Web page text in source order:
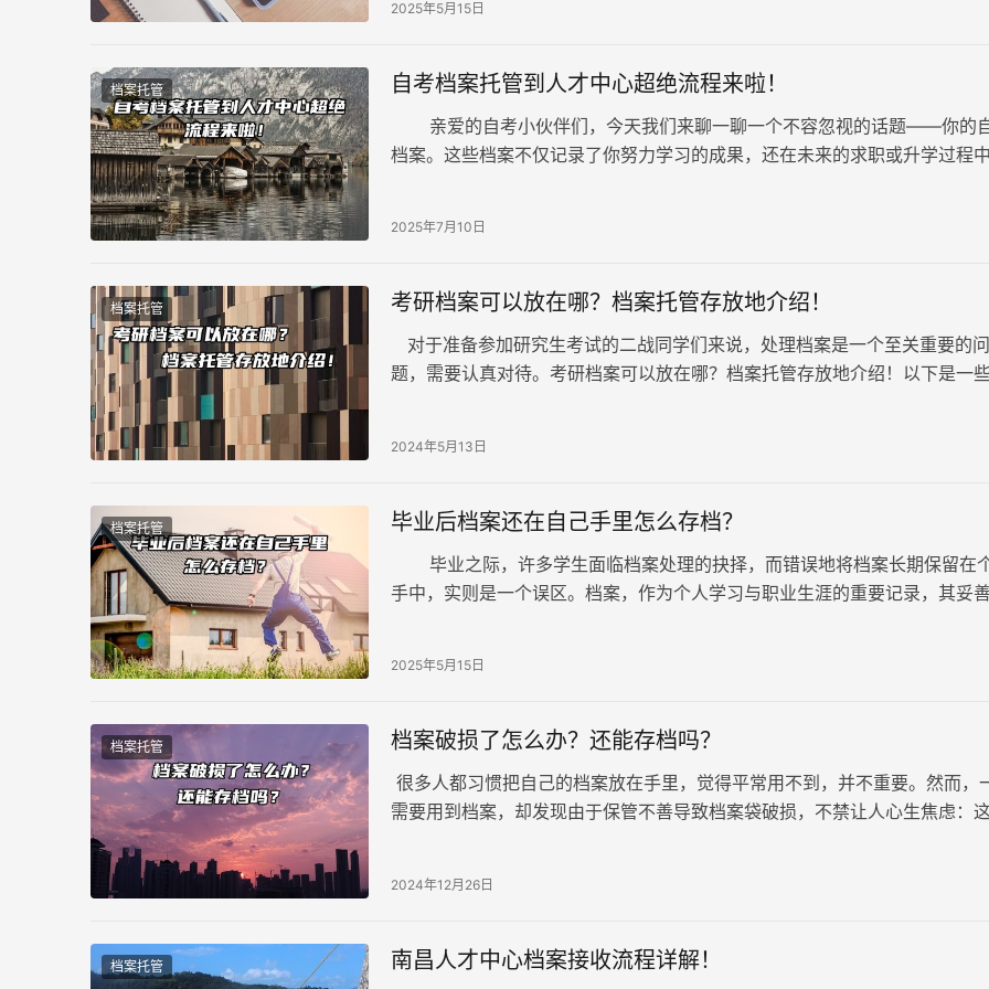
2025年5月15日
档案托管 自考档案托管到人才中心超绝流程来啦！
亲爱的自考小伙伴们，今天我们来聊一聊一个不容忽视的话题——你的
档案。这些档案不仅记录了你努力学习的成果，还在未来的求职或升学过程
2025年7月10日
档案托管 考研档案可以放在哪？档案托管存放地介绍！
对于准备参加研究生考试的二战同学们来说，处理档案是一个至关重要的问
题，需要认真对待。考研档案可以放在哪？档案托管存放地介绍！以下是一
2024年5月13日
档案托管 毕业后档案还在自己手里怎么存档？
毕业之际，许多学生面临档案处理的抉择，而错误地将档案长期保留在
手中，实则是一个误区。档案，作为个人学习与职业生涯的重要记录，其妥
2025年5月15日
档案托管 档案破损了怎么办？还能存档吗？
很多人都习惯把自己的档案放在手里，觉得平常用不到，并不重要。然而，
需要用到档案，却发现由于保管不善导致档案袋破损，不禁让人心生焦虑：
2024年12月26日
档案托管 南昌人才中心档案接收流程详解！